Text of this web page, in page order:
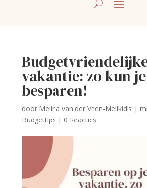
vakantie: zo kun
besparen!
door Melina van der Veen-Melikidis |
Budgettips | 0 Reacties